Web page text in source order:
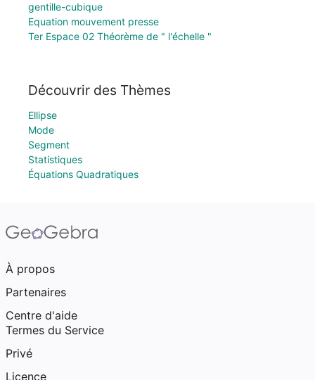
gentille-cubique
Equation mouvement presse
Ter Espace 02 Théorème de " l'échelle "
Découvrir des Thèmes
Ellipse
Mode
Segment
Statistiques
Équations Quadratiques
À propos
Partenaires
Centre d'aide
Termes du Service
Privé
Licence